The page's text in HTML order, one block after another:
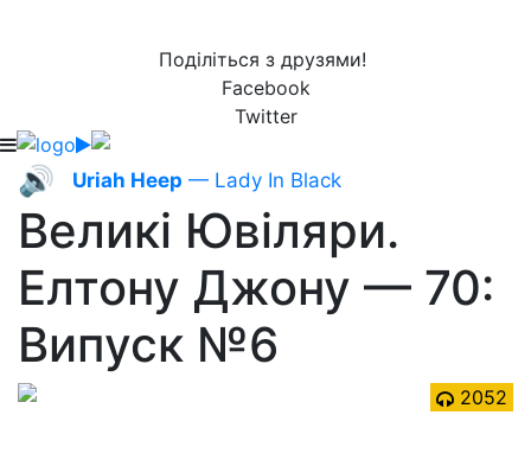
Поділіться з друзями!
Facebook
Twitter
🔊 Uriah Heep — Lady In Black
Великі Ювіляри.
Елтону Джону — 70:
Випуск №6
2052